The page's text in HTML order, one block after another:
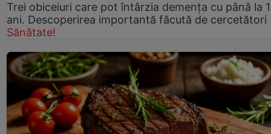
Trei obiceiuri care pot întârzia demența cu până la
ani. Descoperirea importantă făcută de cercetători
Sănătate!